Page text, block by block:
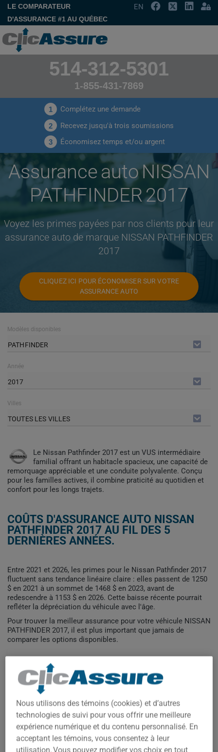
LE COMPARATEUR
D'ASSURANCE #1 AU QUÉBEC
EN
514-312-5301
1-855-431-7869
1 Complétez une demande
2 Recevez jusqu'à trois soumissions
3 Économisez temps et/ou argent
Assurance auto NISSAN
PATHFINDER 2017
Voyez les primes payées par nos clients pour leur
assurance auto de marque NISSAN PATHFINDER
2017
CLIQUEZ ICI POUR ÉCONOMISER SUR VOTRE
ASSURANCE AUTO
Modèles disponibles
PATHFINDER
Année
2017
Villes
TOUTES LES VILLES
Le Nissan Pathfinder 2017 est un VUS intermédiaire
familial offrant un habitacle spacieux, une capacité de
remorquage appréciable et une conduite polyvalente. Conçu
pour les familles actives, il combine praticité au quotidien et
confort pour les longs trajets.
COÛTS D'ASSURANCE AUTO NISSAN
PATHFINDER 2017 AU FIL DES 5
DERNIÈRES ANNÉES.
Entre 2021 et 2026, les primes pour le Nissan Pathfinder 2017
fluctuent sans tendance linéaire claire : elles passent de 1250
$ en 2021 à un sommet de 1468 $ en 2023, avant de
redescendre à 1153 $ en 2026. Cette baisse récente pourrait
refléter la dépréciation du véhicule avec l'âge.
Pour trouver la meilleur assurance pour votre véhicule NISSAN
PATHFINDER 2017, il est plus important que jamais de
comparer les options disponibles.
1 300$
1 400$
1 500$
Nous utilisons des témoins (cookies) et d’autres
technologies de suivi pour vous offrir une meilleure
expérience numérique et du contenu personnalisé. En
acceptant les témoins, vous consentez à leur
utilisation. Vous pouvez modifier vos choix en tout